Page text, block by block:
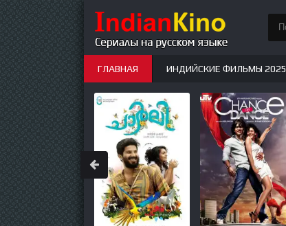
ГЛАВНАЯ ИНДИЙСКИЕ ФИЛЬМЫ 2025
ИНДИЙСКИЕ СЕРИАЛЫ НОВЫЕ